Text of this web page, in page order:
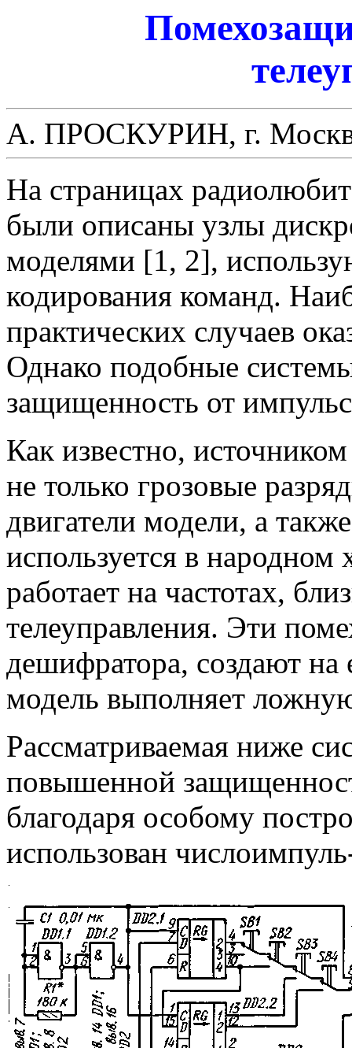
А. ПРОСКУРИН, г.
На страницах
были описаны узлы
моделями [1, 2],
кодирования команд.
практических случаев
Однако подобные
защищенность от
Как известно,
не только грозовые
двигатели модели, а
используется в народном
работает на частотах,
телеуправления. Эти
дешифратора, создают
модель выполняет
Рассматриваемая ниже
повышенной
благодаря особому
использован